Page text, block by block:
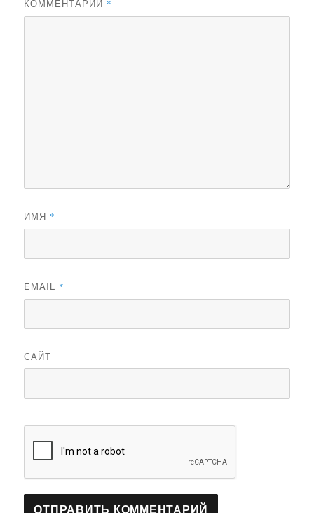
КОММЕНТАРИЙ *
ИМЯ *
EMAIL *
САЙТ